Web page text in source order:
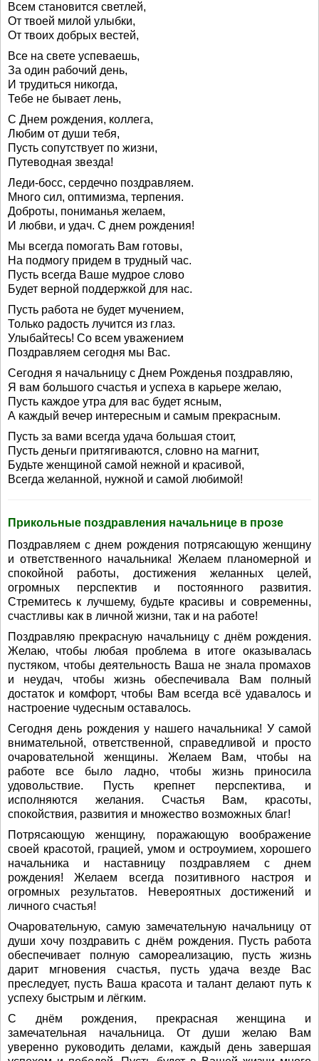
Всем становится светлей,
От твоей милой улыбки,
От твоих добрых вестей,
Все на свете успеваешь,
За один рабочий день,
И трудиться никогда,
Тебе не бывает лень,
С Днем рождения, коллега,
Любим от души тебя,
Пусть сопутствует по жизни,
Путеводная звезда!
Леди-босс, сердечно поздравляем.
Много сил, оптимизма, терпения.
Доброты, пониманья желаем,
И любви, и удач. С днем рождения!
Мы всегда помогать Вам готовы,
На подмогу придем в трудный час.
Пусть всегда Ваше мудрое слово
Будет верной поддержкой для нас.
Пусть работа не будет мучением,
Только радость лучится из глаз.
Улыбайтесь! Со всем уважением
Поздравляем сегодня мы Вас.
Сегодня я начальницу с Днем Рожденья поздравляю,
Я вам большого счастья и успеха в карьере желаю,
Пусть каждое утра для вас будет ясным,
А каждый вечер интересным и самым прекрасным.
Пусть за вами всегда удача большая стоит,
Пусть деньги притягиваются, словно на магнит,
Будьте женщиной самой нежной и красивой,
Всегда желанной, нужной и самой любимой!
Прикольные поздравления начальнице в прозе
Поздравляем с днем рождения потрясающую женщину
и ответственного начальника! Желаем планомерной и
спокойной работы, достижения желанных целей,
огромных перспектив и постоянного развития.
Стремитесь к лучшему, будьте красивы и современны,
счастливы как в личной жизни, так и на работе!
Поздравляю прекрасную начальницу с днём рождения.
Желаю, чтобы любая проблема в итоге оказывалась
пустяком, чтобы деятельность Ваша не знала промахов
и неудач, чтобы жизнь обеспечивала Вам полный
достаток и комфорт, чтобы Вам всегда всё удавалось и
настроение чудесным оставалось.
Сегодня день рождения у нашего начальника! У самой
внимательной, ответственной, справедливой и просто
очаровательной женщины. Желаем Вам, чтобы на
работе все было ладно, чтобы жизнь приносила
удовольствие. Пусть крепнет перспектива, и
исполняются желания. Счастья Вам, красоты,
спокойствия, развития и множество возможных благ!
Потрясающую женщину, поражающую воображение
своей красотой, грацией, умом и остроумием, хорошего
начальника и наставницу поздравляем с днем
рождения! Желаем всегда позитивного настроя и
огромных результатов. Невероятных достижений и
личного счастья!
Очаровательную, самую замечательную начальницу от
души хочу поздравить с днём рождения. Пусть работа
обеспечивает полную самореализацию, пусть жизнь
дарит мгновения счастья, пусть удача везде Вас
преследует, пусть Ваша красота и талант делают путь к
успеху быстрым и лёгким.
С днём рождения, прекрасная женщина и
замечательная начальница. От души желаю Вам
уверенно руководить делами, каждый день завершая